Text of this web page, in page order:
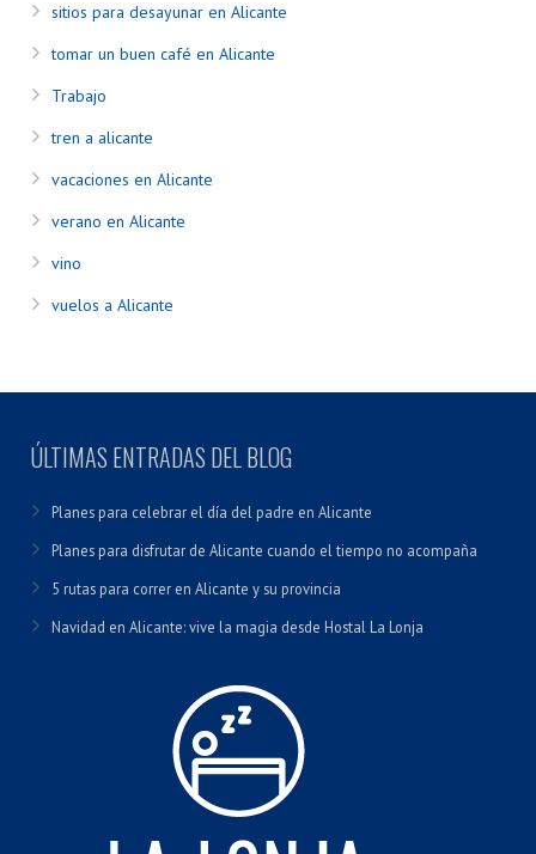
sitios para desayunar en Alicante
tomar un buen café en Alicante
Trabajo
tren a alicante
vacaciones en Alicante
verano en Alicante
vino
vuelos a Alicante
ÚLTIMAS ENTRADAS DEL BLOG
Planes para celebrar el día del padre en Alicante
Planes para disfrutar de Alicante cuando el tiempo no acompaña
5 rutas para correr en Alicante y su provincia
Navidad en Alicante: vive la magia desde Hostal La Lonja